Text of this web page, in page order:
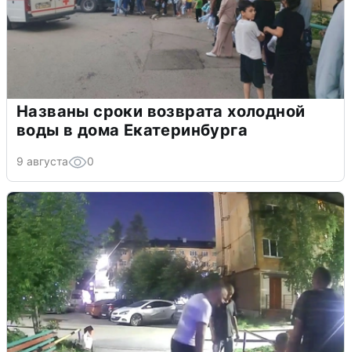
Названы сроки возврата холодной
воды в дома Екатеринбурга
9 августа 0